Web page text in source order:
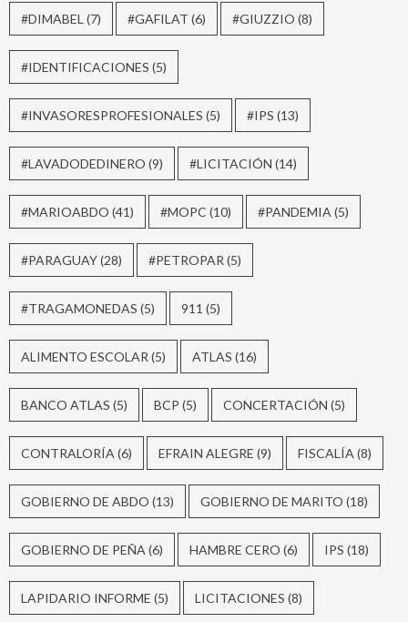
#DIMABEL (7) #GAFILAT (6) #GIUZZIO (8)
#IDENTIFICACIONES (5)
#INVASORESPROFESIONALES (5) #IPS (13)
#LAVADODEDINERO (9) #LICITACIÓN (14)
#MARIOABDO (41) #MOPC (10) #PANDEMIA (5)
#PARAGUAY(28) #PETROPAR (5)
#TRAGAMONEDAS (5) 911 (5)
ALIMENTO ESCOLAR (5) ATLAS (16)
BANCO ATLAS (5) BCP (5) CONCERTACIÓN (5)
CONTRALORÍA (6) EFRAIN ALEGRE (9) FISCALÍA (8)
GOBIERNO DE ABDO (13) GOBIERNO DE MARITO (18)
GOBIERNO DE PEÑA (6) HAMBRE CERO (6) IPS (18)
LAPIDARIO INFORME (5) LICITACIONES (8)